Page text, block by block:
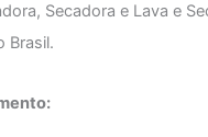
Secadora e Lava e
Brasil.